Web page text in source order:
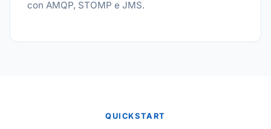
con AMQP, STOMP e JMS.
QUICKSTART